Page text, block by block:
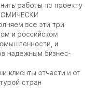
работы по проекту
все эти три
и российском
и
надежным бизнес-
клиенты отчасти и от
стран